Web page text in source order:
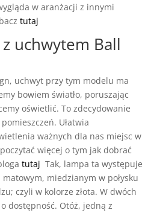
w aranżacji z innymi
tutaj
uchwytem Ball
uchwyt przy tym modelu ma
bowiem światło, poruszając
oświetlić. To zdecydowanie
Ułatwia
ważnych dla nas miejsc w
więcej o tym jak dobrać
tutaj Tak, lampa ta występuje
miedzianym w połysku
czyli w kolorze złota. W dwóch
dostępność. Otóż, jedną z